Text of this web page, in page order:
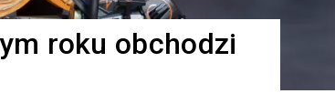
roku obchodzi